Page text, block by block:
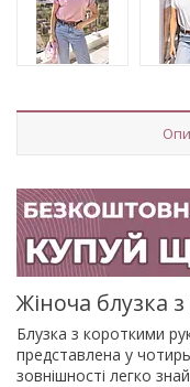
Жіноча блузка
Блузка з короткими
представлена у
зовнішності легко